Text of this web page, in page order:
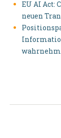
EU AI Act:
neuen